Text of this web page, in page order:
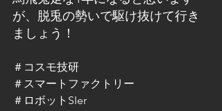
が、脱兎の勢いで駆け抜けて行き
ましょう！
＃コスモ技研
＃スマートファクトリー
＃ロボットSIer